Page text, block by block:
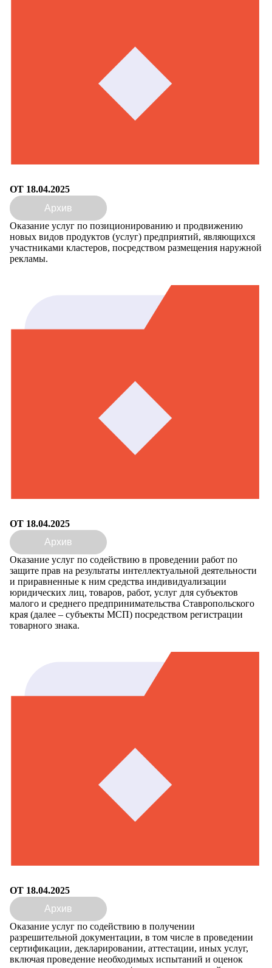
ОТ 18.04.2025
Архив
Оказание услуг по позиционированию и продвижению
новых видов продуктов (услуг) предприятий, являющихся
участниками кластеров, посредством размещения наружной
рекламы.
ОТ 18.04.2025
Архив
Оказание услуг по содействию в проведении работ по
защите прав на результаты интеллектуальной деятельности
и приравненные к ним средства индивидуализации
юридических лиц, товаров, работ, услуг для субъектов
малого и среднего предпринимательства Ставропольского
края (далее – субъекты МСП) посредством регистрации
товарного знака.
ОТ 18.04.2025
Архив
Оказание услуг по содействию в получении
разрешительной документации, в том числе в проведении
сертификации, декларировании, аттестации, иных услуг,
включая проведение необходимых испытаний и оценок